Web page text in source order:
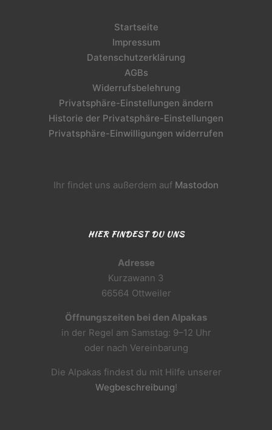
Startseite
Impressum
Datenschutzerklärung
AGBs
Widerrufsbelehrung
Privatsphäre-Einstellungen ändern
Historie der Privatsphäre-Einstellungen
Privatsphäre-Einwilligungen widerrufen
Ihr findet uns außerdem auf Mastodon
HIER FINDEST DU UNS
Adresse
Kurzawann 3
66564 Ottweiler
Öffnungszeiten bei den Alpakas
in der Regel am Samstag: 9–12 Uhr
oder nach Vereinbarung
Die Alpakas findest du mit Hilfe unserer
Wegbeschreibung!